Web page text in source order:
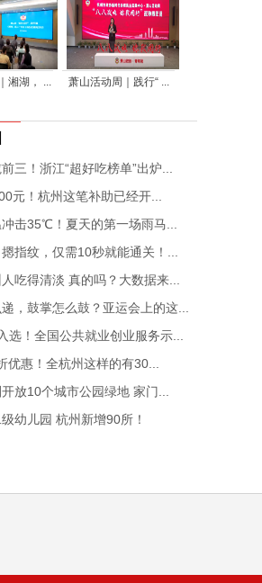
湘湖， ... 萧山活动周｜践行“ ...
三！浙江“超好吃榜单”出炉...
元！杭州这笔补助已经开...
击35℃！夏天的第一场雨马...
指纹，仅需10秒就能通关！...
吃得清淡 真的吗？大数据来...
，鼓掌怎么鼓？亚运会上的这...
选！全国公共就业创业服务示...
优惠！全杭州这样的有30...
放10个城市公园绿地 家门...
幼儿园 杭州新增90所！